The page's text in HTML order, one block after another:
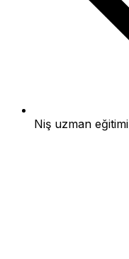
Niş uzman eğitimi